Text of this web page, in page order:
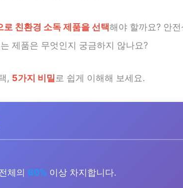
로 친환경 소독 제품을 선택해야 할까요? 안
제품은 무엇인지 궁금하지 않나요?
, 5가지 비밀 로 쉽게 이해해 보세요.
체의 60% 이상 차지합니다.